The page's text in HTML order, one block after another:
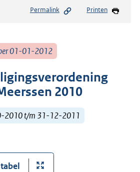
Permalink Printen
01-01-2012
2010
2010 t/m 31-12-2011